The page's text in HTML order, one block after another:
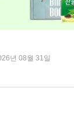
년 08월 31일